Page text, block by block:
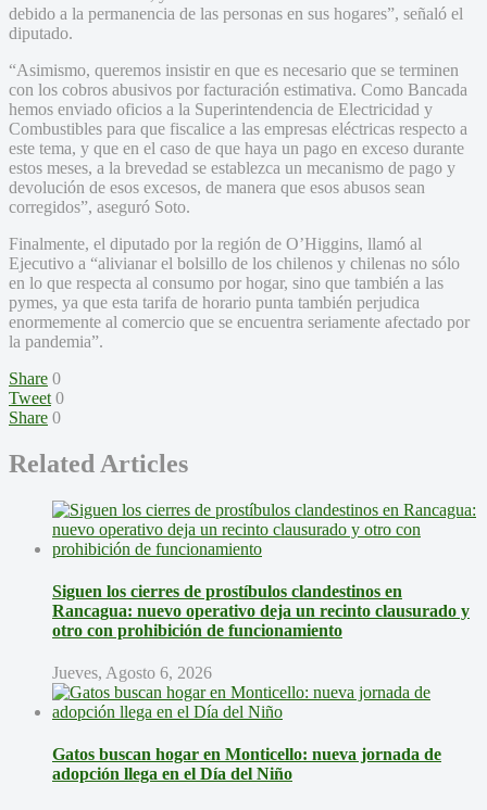
debido a la permanencia de las personas en sus hogares”, señaló el
diputado.
“Asimismo, queremos insistir en que es necesario que se terminen
con los cobros abusivos por facturación estimativa. Como Bancada
hemos enviado oficios a la Superintendencia de Electricidad y
Combustibles para que fiscalice a las empresas eléctricas respecto a
este tema, y que en el caso de que haya un pago en exceso durante
estos meses, a la brevedad se establezca un mecanismo de pago y
devolución de esos excesos, de manera que esos abusos sean
corregidos”, aseguró Soto.
Finalmente, el diputado por la región de O’Higgins, llamó al
Ejecutivo a “alivianar el bolsillo de los chilenos y chilenas no sólo
en lo que respecta al consumo por hogar, sino que también a las
pymes, ya que esta tarifa de horario punta también perjudica
enormemente al comercio que se encuentra seriamente afectado por
la pandemia”.
Share 0
Tweet 0
Share 0
Related Articles
Siguen los cierres de prostíbulos clandestinos en
Rancagua: nuevo operativo deja un recinto clausurado y
otro con prohibición de funcionamiento
Jueves, Agosto 6, 2026
Gatos buscan hogar en Monticello: nueva jornada de
adopción llega en el Día del Niño